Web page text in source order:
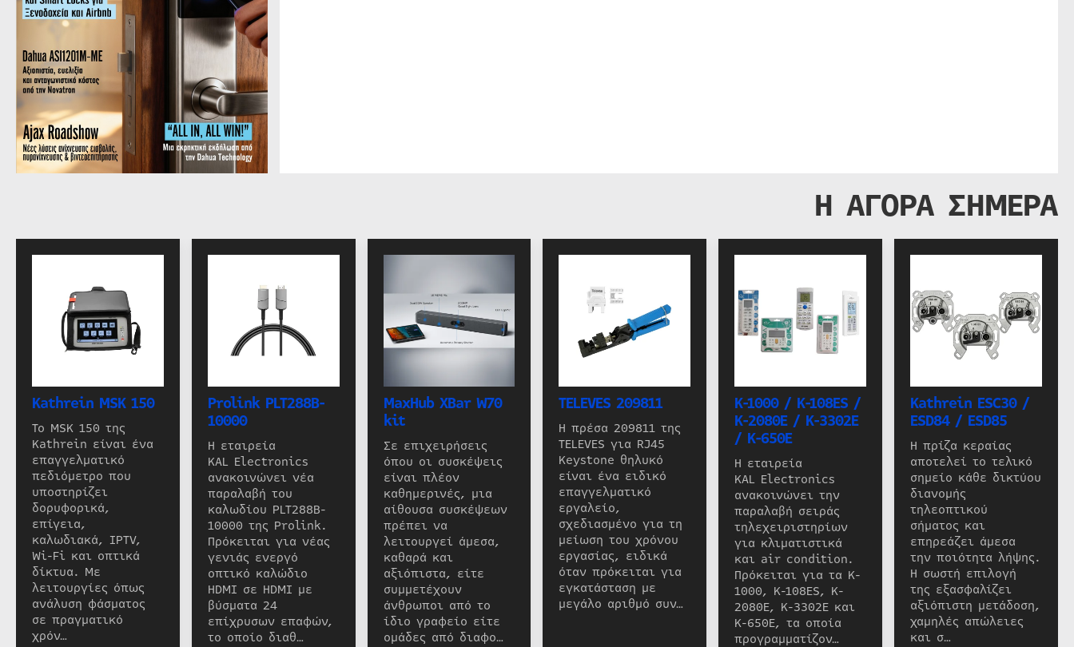
Η ΑΓΟΡΑ ΣΗΜΕΡΑ
Kathrein MSK 150
Το MSK 150 της
Kathrein είναι ένα
επαγγελματικό
πεδιόμετρο που
υποστηρίζει
δορυφορικά,
επίγεια,
καλωδιακά, IPTV,
Wi-Fi και οπτικά
δίκτυα. Με
λειτουργίες όπως
ανάλυση φάσματος
σε πραγματικό
χρόν…
Prolink PLT288B-
10000
Η εταιρεία
KAL Electronics
ανακοινώνει νέα
παραλαβή του
καλωδίου PLT288B-
10000 της Prolink.
Πρόκειται για νέας
γενιάς ενεργό
οπτικό καλώδιο
HDMI σε HDMI με
βύσματα 24
επίχρυσων επαφών,
το οποίο διαθ…
MaxHub XBar W70
kit
Σε επιχειρήσεις
όπου οι συσκέψεις
είναι πλέον
καθημερινές, μια
αίθουσα συσκέψεων
πρέπει να
λειτουργεί άμεσα,
καθαρά και
αξιόπιστα, είτε
συμμετέχουν
άνθρωποι από το
ίδιο γραφείο είτε
ομάδες από διαφο…
TELEVES 209811
Η πρέσα 209811 της
TELEVES για RJ45
Keystone θηλυκό
είναι ένα ειδικό
επαγγελματικό
εργαλείο,
σχεδιασμένο για τη
μείωση του χρόνου
εργασίας, ειδικά
όταν πρόκειται για
εγκατάσταση με
μεγάλο αριθμό συν…
K-1000 / K-108ES /
K-2080E / K-3302E
/ K-650E
Η εταιρεία
KAL Electronics
ανακοινώνει την
παραλαβή σειράς
τηλεχειριστηρίων
για κλιματιστικά
και air condition.
Πρόκειται για τα K-
1000, K-108ES, K-
2080E, K-3302E και
K-650E, τα οποία
προγραμματίζον…
Kathrein ESC30 /
ESD84 / ESD85
Η πρίζα κεραίας
αποτελεί το τελικό
σημείο κάθε δικτύου
διανομής
τηλεοπτικού
σήματος και
επηρεάζει άμεσα
την ποιότητα λήψης.
Η σωστή επιλογή
της εξασφαλίζει
αξιόπιστη μετάδοση,
χαμηλές απώλειες
και σ…